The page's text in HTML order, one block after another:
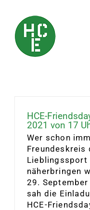
springen
HCE-
2021 von 17
Wer schon
Freundeskreis
Lieblingssport
näherbringen
29.
sah die
HCE-